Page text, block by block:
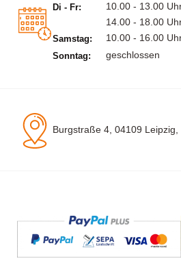
Di - Fr:
10.00 - 13.00
14.00 - 18.00
Samstag: 10.00 - 16.00
Sonntag: geschlossen
Burgstraße 4, 04109 Leipzig,